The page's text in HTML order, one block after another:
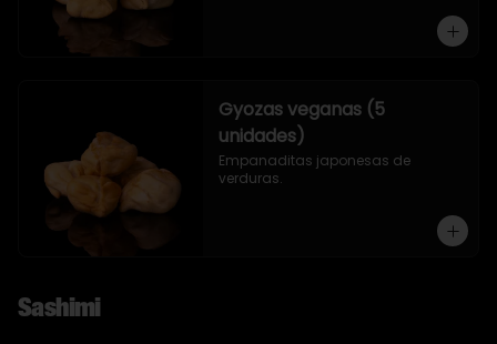
Gyozas veganas (5
unidades)
Empanaditas japonesas de
verduras.
Sashimi